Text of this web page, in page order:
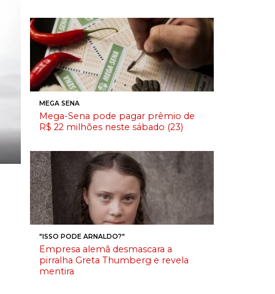
MEGA SENA
Mega-Sena pode pagar prêmio de
R$ 22 milhões neste sábado (23)
"ISSO PODE ARNALDO?"
Empresa alemã desmascara a
pirralha Greta Thumberg e revela
mentira